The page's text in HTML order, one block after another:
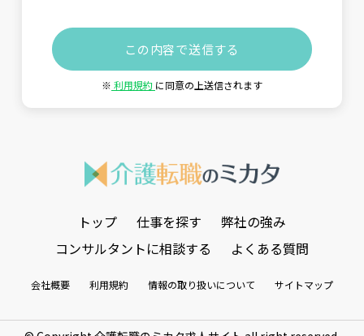
※ 利用規約 に同意の上送信されます
トップ 仕事を探す
弊社の強み
コンサルタントに相談する
よくある質問
会社概要 利用規約 情報の取り扱いについて サイトマップ